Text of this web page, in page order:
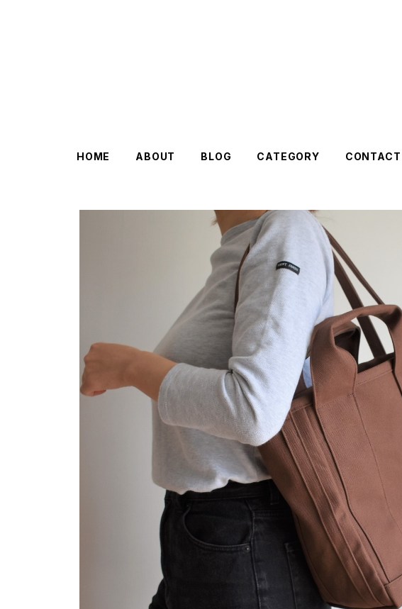
HOME ABOUT BLOG CATEGORY CONTACT